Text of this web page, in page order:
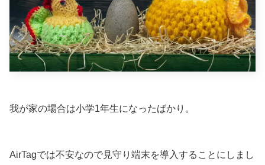
我が家の場合は小学1年生になったばかり。
AirTagでは不安なので見守り端末を導入することにしまし